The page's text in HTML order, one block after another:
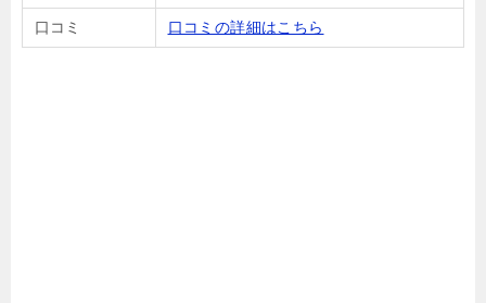
口コミ 口コミの詳細はこちら